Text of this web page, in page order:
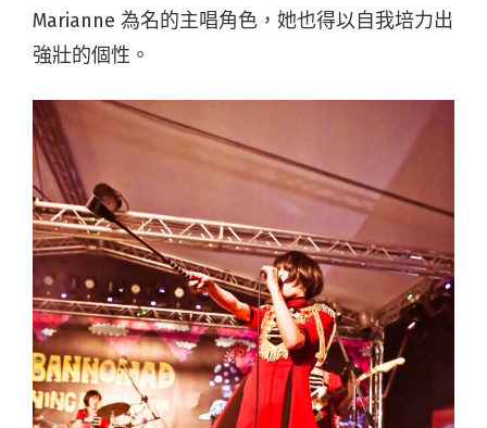
Marianne 為名的主唱角色，她也得以自我培力出
強壯的個性。